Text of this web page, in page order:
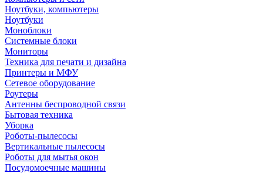
Ноутбуки, компьютеры
Ноутбуки
Моноблоки
Системные блоки
Мониторы
Техника для печати и дизайна
Принтеры и МФУ
Сетевое оборудование
Роутеры
Антенны беспроводной связи
Бытовая техника
Уборка
Роботы-пылесосы
Вертикальные пылесосы
Роботы для мытья окон
Посудомоечные машины